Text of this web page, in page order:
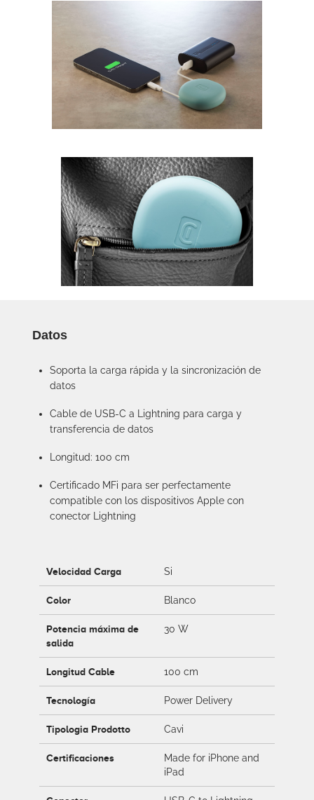
Datos
Soporta la carga rápida y la sincronización de
datos
Cable de USB-C a Lightning para carga y
transferencia de datos
Longitud: 100 cm
Certificado MFi para ser perfectamente
compatible con los dispositivos Apple con
conector Lightning
Velocidad Carga Si
Color Blanco
Potencia máxima de
salida
30 W
Longitud Cable 100 cm
Tecnología Power Delivery
Tipologia Prodotto Cavi
Certificaciones
Made for iPhone and
iPad